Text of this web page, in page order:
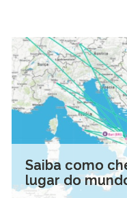
Saiba como
lugar do